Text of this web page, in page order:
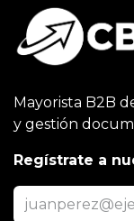
Mayorista B2B
y gestión
Regístrate a